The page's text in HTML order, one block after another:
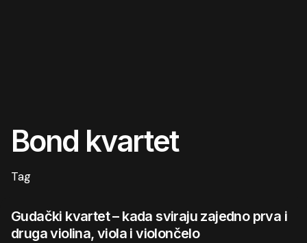
Bond kvartet
Tag
Gudački kvartet – kada sviraju zajedno prva i
druga violina, viola i violončelo